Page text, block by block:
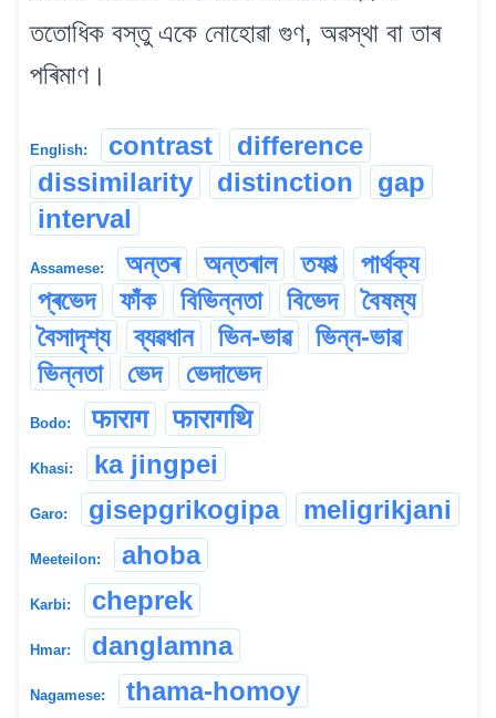
ততোধিক বস্তু একে নোহোৱা গুণ, অৱস্থা বা তাৰ
পৰিমাণ।
English: contrast
difference
dissimilarity
distinction
gap
interval
Assamese: অন্তৰ অন্তৰাল তফাত্‍
পাৰ্থক্য
প্ৰভেদ
ফাঁক বিভিন্নতা বিভেদ
বৈষম্য
বৈসাদৃশ্য
ব্যৱধান ভিন-ভাৱ
ভিন্ন-ভাৱ
ভিন্নতা
ভেদ ভেদাভেদ
Bodo: फाराग फारागथि
Khasi: ka jingpei
Garo: gisepgrikogipa meligrikjani
Meeteilon: ahoba
Karbi: cheprek
Hmar: danglamna
Nagamese: thama-homoy